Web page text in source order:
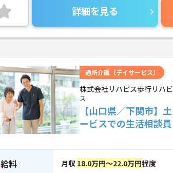
詳細を見る
通所介護（デイサービス）
株式会社リハピス歩行リハ
ス
【山口県／下関市】
ービスでの生活相談員
給料 月収 18.0万円～22.0万円程度